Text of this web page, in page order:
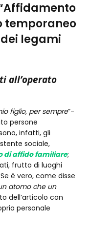
“Affidamento
temporaneo
legami
all’operato
figlio, per sempre”-
persone
infatti, gli
sociale,
di affido familiare;
frutto di luoghi
è vero, come disse
atomo che un
dell’articolo con
personale